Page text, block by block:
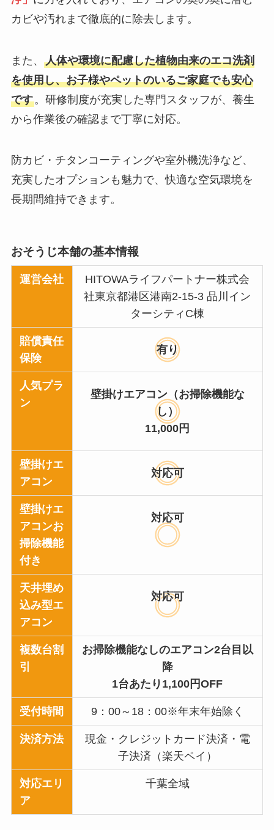
カビや汚れまで徹底的に除去します。
また、 人体や環境に配慮した植物由来のエコ洗剤
を使用し、お子様やペットのいるご家庭でも安心
です。研修制度が充実した専門スタッフが、養生
から作業後の確認まで丁寧に対応。
防カビ・チタンコーティングや室外機洗浄など、
充実したオプションも魅力で、快適な空気環境を
長期間維持できます。
おそうじ本舗の基本情報
運営会社
HITOWAライフパートナー株式会
社東京都港区港南2-15-3 品川イン
ターシティC棟
賠償責任
保険
有り
人気プラ
ン
壁掛けエアコン（お掃除機能な
し）
11,000円
壁掛けエ
アコン
対応可
壁掛けエ
アコンお
掃除機能
付き
対応可
天井埋め
込み型エ
アコン
対応可
複数台割
引
お掃除機能なしのエアコン2台目以
降
1台あたり1,100円OFF
受付時間 9：00～18：00※年末年始除く
決済方法
現金・クレジットカード決済・電
子決済（楽天ペイ）
対応エリ
ア
千葉全域